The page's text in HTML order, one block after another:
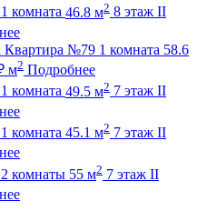
1 комната 46.8 м2 8 этаж II
Квартира №79 1 комната 58.6
м2 Подробнее
1 комната 49.5 м2 7 этаж II
1 комната 45.1 м2 7 этаж II
2 комнаты 55 м2 7 этаж II